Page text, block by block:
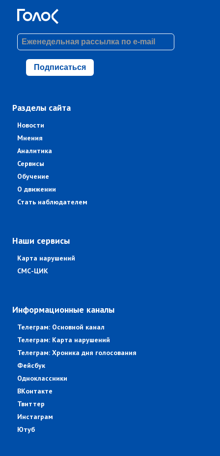
Подписаться
Разделы сайта
Новости
Мнения
Аналитика
Сервисы
Обучение
О движении
Стать наблюдателем
Наши сервисы
Карта нарушений
СМС-ЦИК
Информационные каналы
Телеграм: Основной канал
Телеграм: Карта нарушений
Телеграм: Хроника дня голосования
Фейсбук
Одноклассники
ВКонтакте
Твиттер
Инстаграм
Ютуб